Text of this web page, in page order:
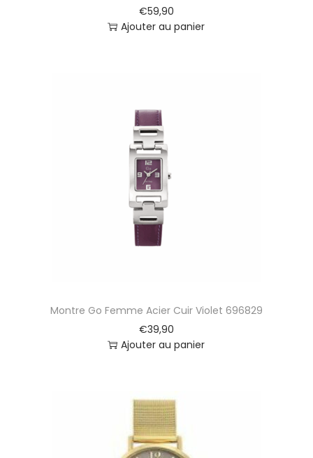
€59,90
Ajouter au panier
Montre Go Femme Acier Cuir Violet 696829
€39,90
Ajouter au panier